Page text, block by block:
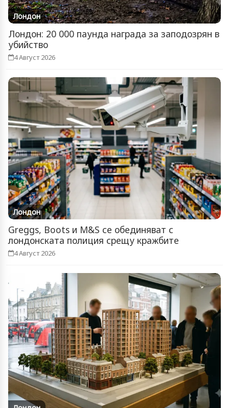
Лондон
Лондон: 20 000 паунда награда за заподозрян в
убийство
4 Август 2026
Лондон
Greggs, Boots и M&S се обединяват с
лондонската полиция срещу кражбите
4 Август 2026